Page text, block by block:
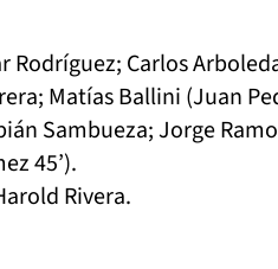
Rodríguez; Carlos
Matías Ballini (Juan
Sambueza; Jorge
45’).
Rivera.